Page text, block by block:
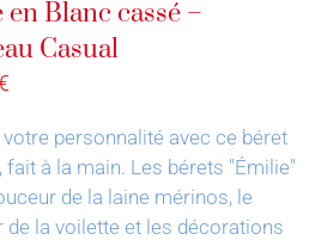
Blanc cassé –
Casual
votre personnalité avec ce béret
fait à la main. Les bérets "Émilie"
de la laine mérinos, le
de la voilette et les décorations